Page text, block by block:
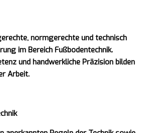
normgerechte und technisch
im Bereich Fußbodentechnik.
und handwerkliche Präzision bilden
Arbeit.